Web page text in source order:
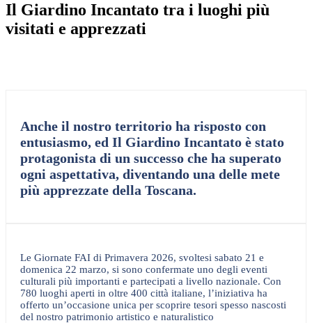
Il Giardino Incantato tra i luoghi più
visitati e apprezzati
Anche il nostro territorio ha risposto con
entusiasmo, ed Il Giardino Incantato è stato
protagonista di un successo che ha superato
ogni aspettativa, diventando una delle mete
più apprezzate della Toscana.
Le Giornate FAI di Primavera 2026, svoltesi sabato 21 e
domenica 22 marzo, si sono confermate uno degli eventi
culturali più importanti e partecipati a livello nazionale. Con
780 luoghi aperti in oltre 400 città italiane, l’iniziativa ha
offerto un’occasione unica per scoprire tesori spesso nascosti
del nostro patrimonio artistico e naturalistico